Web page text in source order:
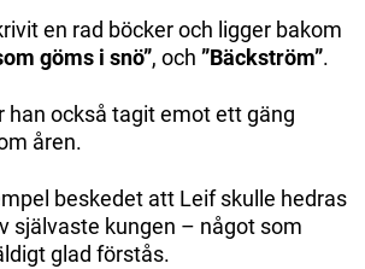
en rad böcker och ligger bakom
göms i snö”, och ”Bäckström”.
han också tagit emot ett gäng
åren.
beskedet att Leif skulle hedras
självaste kungen – något som
glad förstås.